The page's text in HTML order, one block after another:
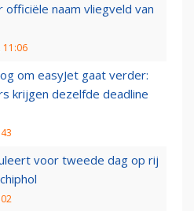
officiële naam vliegveld van
11:06
om easyJet gaat verder:
krijgen dezelfde deadline
voor tweede dag op rij